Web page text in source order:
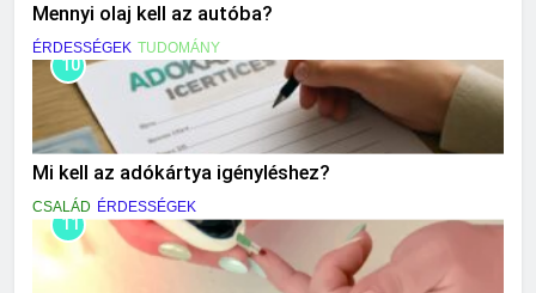
Mennyi olaj kell az autóba?
ÉRDESSÉGEK TUDOMÁNY
10
Mi kell az adókártya igényléshez?
CSALÁD ÉRDESSÉGEK
11